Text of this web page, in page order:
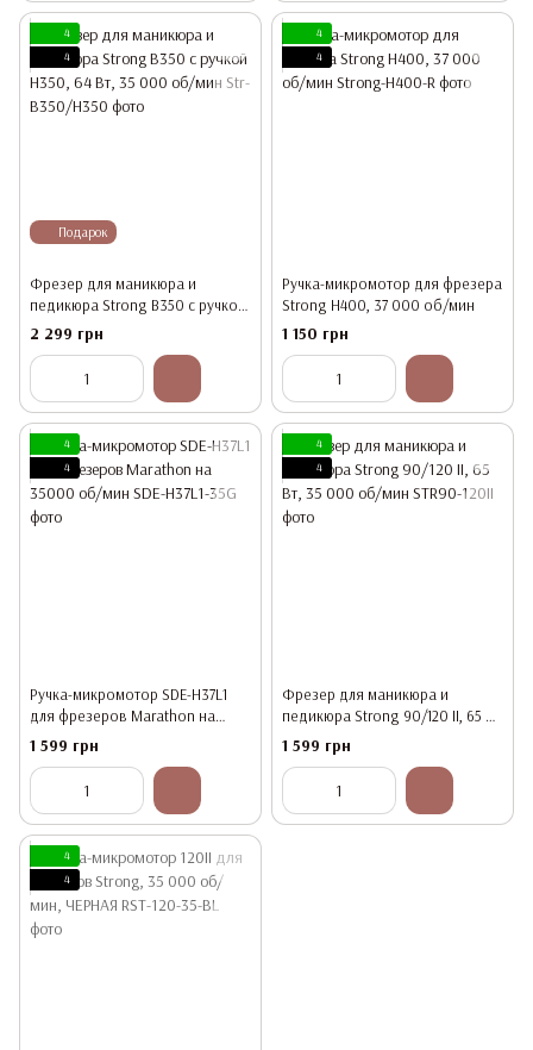
Подарок
4
4
Фрезер для маникюра и
педикюра Strong B350 с ручкой
H350, 64 Вт, 35 000 об/мин
2 299 грн
4
4
Ручка-микромотор для фрезера
Strong H400, 37 000 об/мин
1 150 грн
4
4
Ручка-микромотор SDE-H37L1
для фрезеров Marathon на
35000 об/мин
1 599 грн
4
4
Фрезер для маникюра и
педикюра Strong 90/120 II, 65 Вт,
35 000 об/мин
1 599 грн
4
4